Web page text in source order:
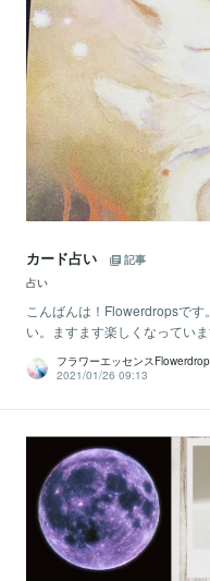
カード占い
記事
占い
こんばんは！Flowerdropsで
い。ますます楽しくなってい
フラワーエッセンス
2021/01/26 09:13